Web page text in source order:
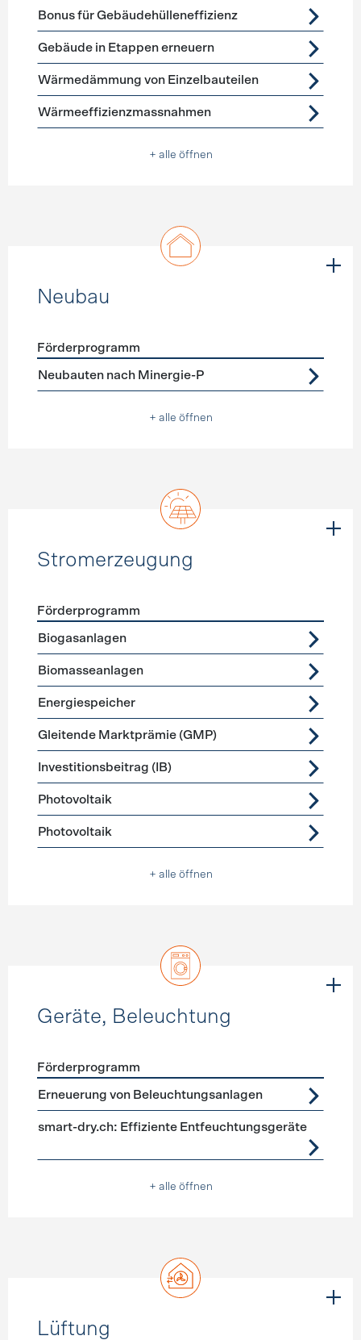
Förderprogramme Gebäudehülle Sanierung
Bonus für Gebäudehülleneffizienz
Gebäude in Etappen erneuern
Wärmedämmung von Einzelbauteilen
Wärmeeffizienzmassnahmen
+ alle öffnen
Neubau
Förderprogramme Neubau
Förderprogramm
Neubauten nach Minergie-P
+ alle öffnen
Stromerzeugung
Förderprogramme
Förderprogramm
Biogasanlagen
Biomasseanlagen
Energiespeicher
Gleitende Marktprämie (GMP)
Investitionsbeitrag (IB)
Photovoltaik
Photovoltaik
+ alle öffnen
Geräte, Beleuchtung
Förderprogramme Geräte, Beleuchtung
Förderprogramm
Erneuerung von Beleuchtungsanlagen
smart-dry.ch: Effiziente Entfeuchtungsgeräte
+ alle öffnen
Lüftung